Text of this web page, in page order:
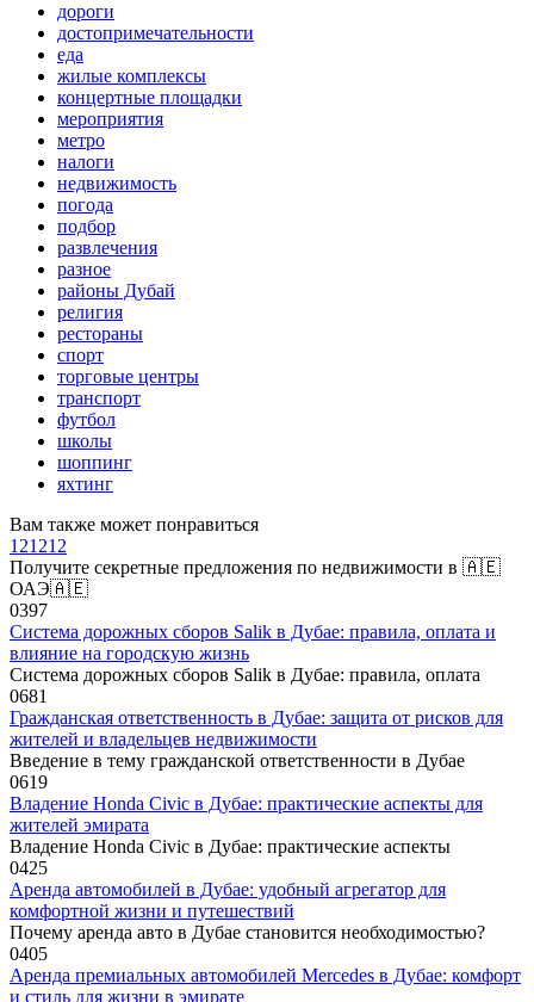
дороги
достопримечательности
еда
жилые комплексы
концертные площадки
мероприятия
метро
налоги
недвижимость
погода
подбор
развлечения
разное
районы Дубай
религия
рестораны
спорт
торговые центры
транспорт
футбол
школы
шоппинг
яхтинг
Вам также может понравиться
121212
Получите секретные предложения по недвижимости в 🇦🇪
ОАЭ🇦🇪
0397
Система дорожных сборов Salik в Дубае: правила, оплата и
влияние на городскую жизнь
Система дорожных сборов Salik в Дубае: правила, оплата
0681
Гражданская ответственность в Дубае: защита от рисков для
жителей и владельцев недвижимости
Введение в тему гражданской ответственности в Дубае
0619
Владение Honda Civic в Дубае: практические аспекты для
жителей эмирата
Владение Honda Civic в Дубае: практические аспекты
0425
Аренда автомобилей в Дубае: удобный агрегатор для
комфортной жизни и путешествий
Почему аренда авто в Дубае становится необходимостью?
0405
Аренда премиальных автомобилей Mercedes в Дубае: комфорт
и стиль для жизни в эмирате